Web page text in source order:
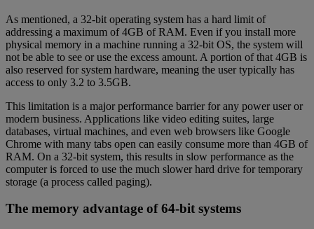
As mentioned, a 32-bit operating system has a hard limit of
addressing a maximum of 4GB of RAM. Even if you install more
physical memory in a machine running a 32-bit OS, the system will
not be able to see or use the excess amount. A portion of that 4GB is
also reserved for system hardware, meaning the user typically has
access to only 3.2 to 3.5GB.
This limitation is a major performance barrier for any power user or
modern business. Applications like video editing suites, large
databases, virtual machines, and even web browsers like Google
Chrome with many tabs open can easily consume more than 4GB of
RAM. On a 32-bit system, this results in slow performance as the
computer is forced to use the much slower hard drive for temporary
storage (a process called paging).
The memory advantage of 64-bit systems